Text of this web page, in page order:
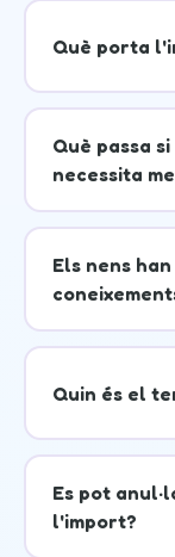
Què porta
Què passa
necessita
Els nens
Quin és el
Es pot
l'import?